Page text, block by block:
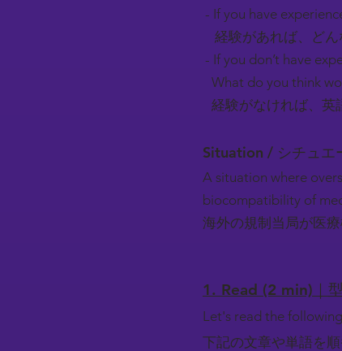
- If you have
経験があれば、どん
- If you don’t have
What do you think
経験がなければ、英
Situation / シチュエ
A situation where
biocompatibility of
海外の規制当局が医
1. Read (2 min)｜
Let's read the
下記の文章や単語を